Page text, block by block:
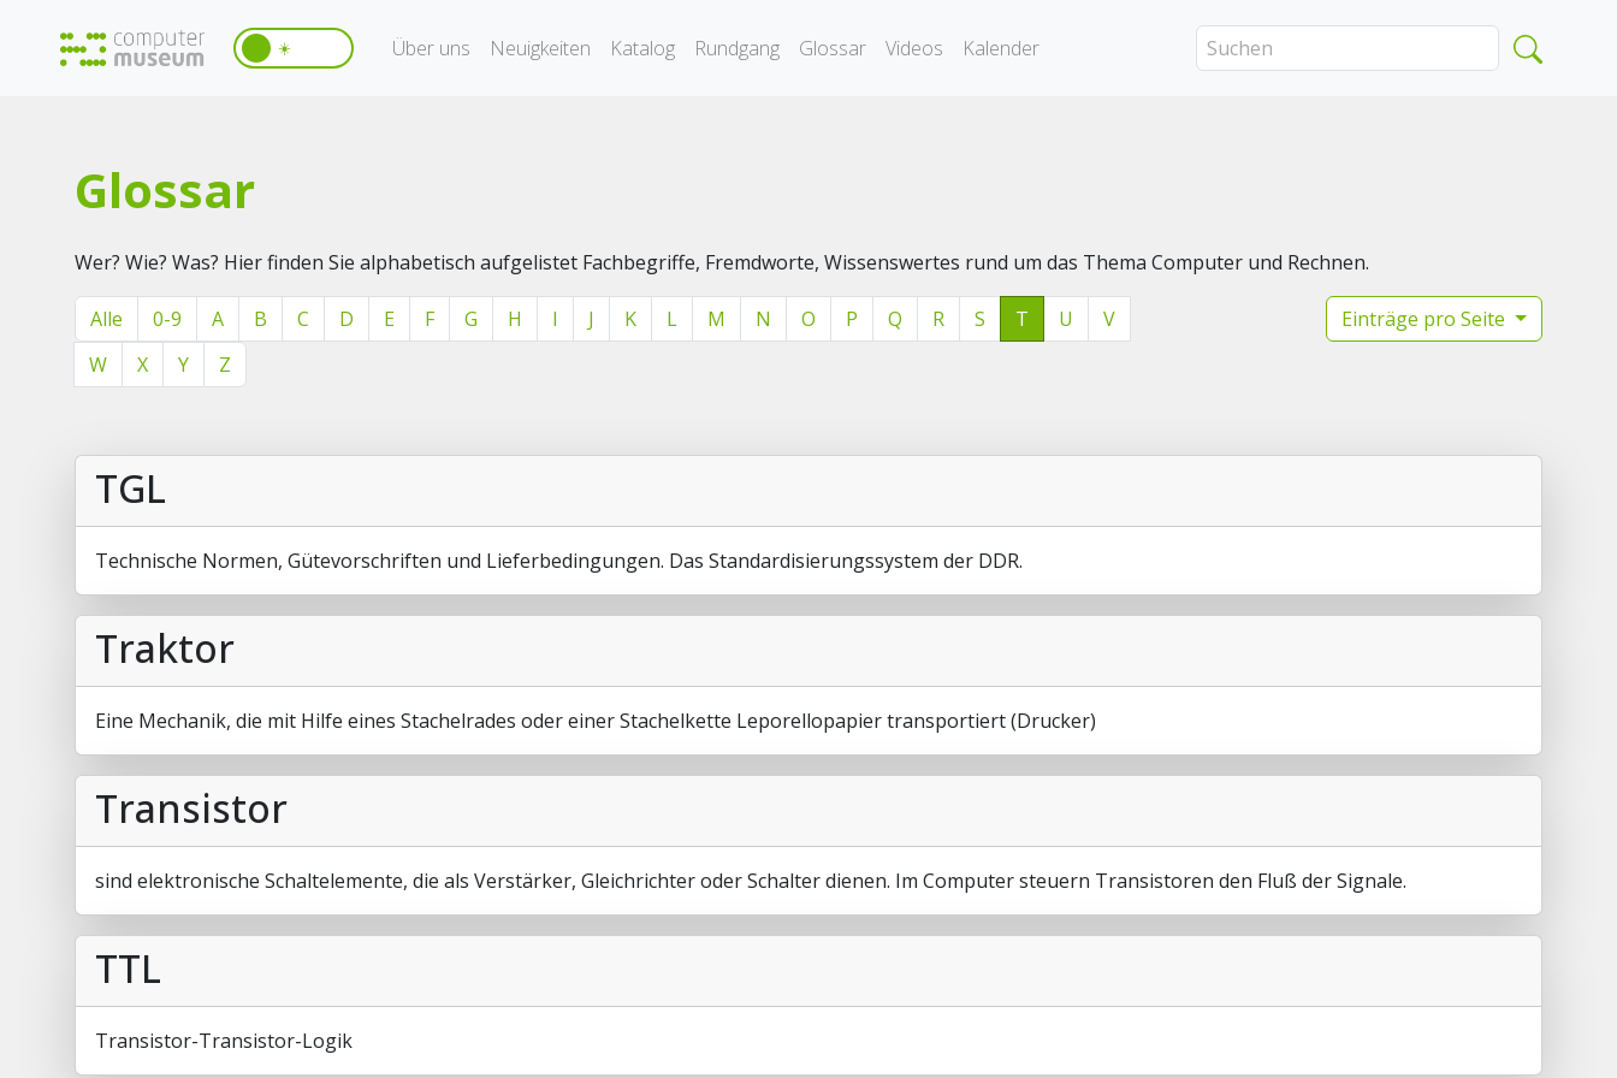
☀️ Über uns Neuigkeiten Katalog Rundgang Glossar Videos Kalender
Glossar
Wer? Wie? Was? Hier finden Sie alphabetisch aufgelistet Fachbegriffe, Fremdworte, Wissenswertes rund um das Thema Computer und Rechnen.
Alle 0-9 A B C D E F G H I J K L M N O P Q R S T U
V
W
X Y Z
Einträge pro Seite
TGL
Technische Normen, Gütevorschriften und Lieferbedingungen. Das Standardisierungssystem der DDR.
Traktor
Eine Mechanik, die mit Hilfe eines Stachelrades oder einer Stachelkette Leporellopapier transportiert (Drucker)
Transistor
sind elektronische Schaltelemente, die als Verstärker, Gleichrichter oder Schalter dienen. Im Computer steuern Transistoren den Fluß der Signale.
TTL
Transistor-Transistor-Logik